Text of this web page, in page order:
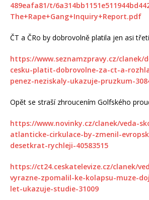
489eafa81/t/
The+Rape+Gang+Inquiry+Report.pdf
ČT a ČRo by dobrovolně platila jen asi
https://www.seznamzpravy.cz/clanek/
cesku-platit-dobrovolne-za-ct-a-
penez-neziskaly-ukazuje-pruzkum-
Opět se straší zhroucením Golfského
https://www.novinky.cz/clanek/veda-
atlanticke-cirkulace-by-zmenil-
desetkrat-rychleji-40583515
https://ct24.ceskatelevize.cz/clanek/
vyrazne-zpomalil-ke-kolapsu-muze-
let-ukazuje-studie-31009